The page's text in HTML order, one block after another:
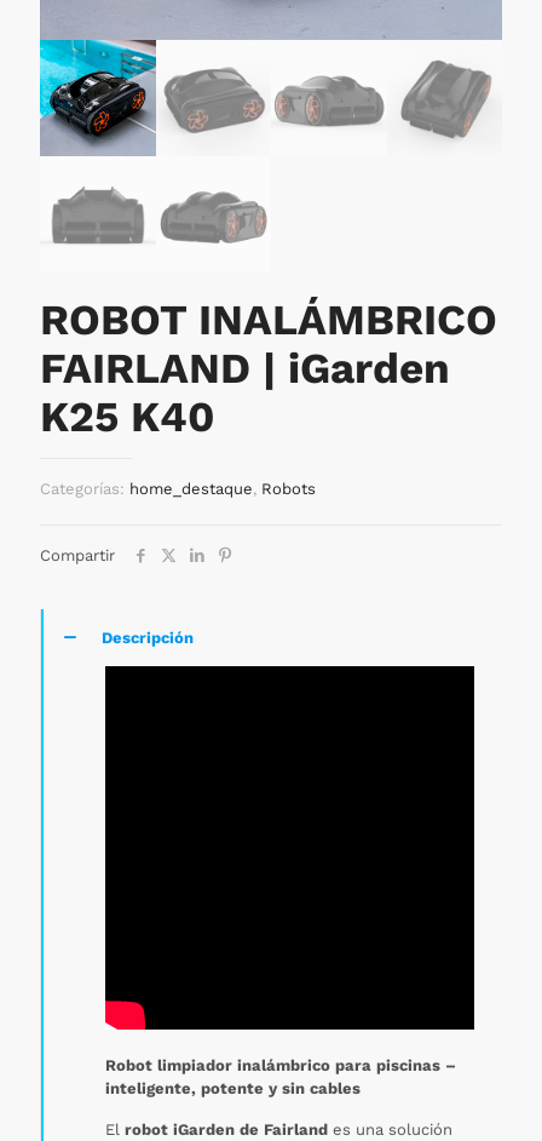
ROBOT INALÁMBRICO
FAIRLAND | iGarden
K25 K40
Categorías: home_destaque, Robots
Compartir
Descripción
Robot limpiador inalámbrico para piscinas –
inteligente, potente y sin cables
Elrobot iGarden de Fairland es una solución